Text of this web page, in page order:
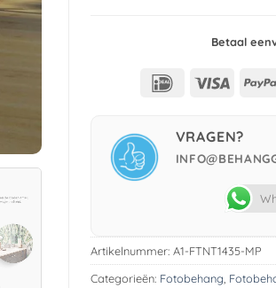
Betaal
IDeal Visa
VRAGEN?
Artikelnummer: A1-FTNT1435-MP
Categorieën: Fotobehang